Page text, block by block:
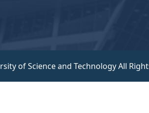
of Science and Technology All